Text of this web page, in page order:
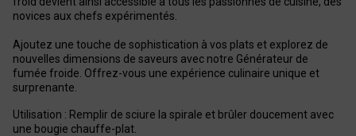
novices aux chefs expérimentés.
Ajoutez une touche de sophistication à vos plats et explorez de
nouvelles dimensions de saveurs avec notre Générateur de
fumée froide. Offrez-vous une expérience culinaire unique et
surprenante.
Utilisation : Remplir de sciure la spirale et brûler doucement avec
une bougie chauffe-plat.